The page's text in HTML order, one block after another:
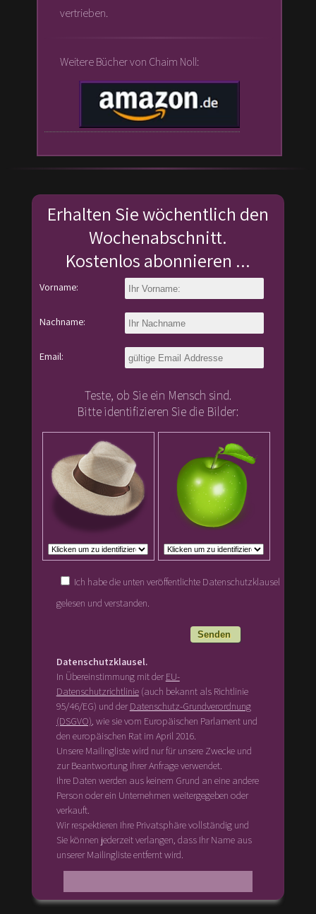
vertrieben.
Weitere Bücher von Chaim Noll:
Erhalten Sie wöchentlich den
Wochenabschnitt.
Kostenlos abonnieren ...
Vorname:
Nachname:
Email:
Teste, ob Sie ein Mensch sind.
Bitte identifizieren Sie die Bilder:
Ich habe die unten veröffentlichte Datenschutzklausel
gelesen und verstanden.
Datenschutzklausel.
In Übereinstimmung mit derEU-
Datenschutzrichtlinie(auch bekannt als Richtlinie
95/46/EG) und derDatenschutz-Grundverordnung
(DSGVO), wie sie vom Europäischen Parlament und
den europäischen Rat im April 2016.
Unsere Mailingliste wird nur für unsere Zwecke und
zur Beantwortung Ihrer Anfrage verwendet.
Ihre Daten werden aus keinem Grund an eine andere
Person oder ein Unternehmen weitergegeben oder
verkauft.
Wir respektieren Ihre Privatsphäre vollständig und
Sie können jederzeit verlangen, dass Ihr Name aus
unserer Mailingliste entfernt wird.